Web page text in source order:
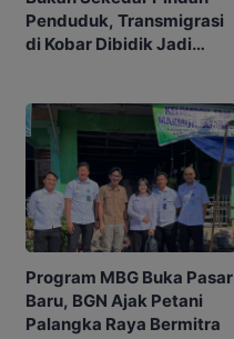
Penduduk, Transmigrasi
di Kobar Dibidik Jadi
Program MBG Buka Pasar
Baru, BGN Ajak Petani
Palangka Raya Bermitra